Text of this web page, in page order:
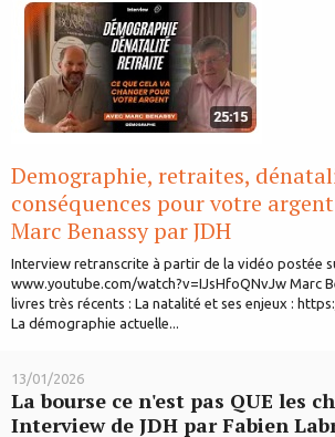
Demographie, retraites,
conséquences pour votre
Marc Benassy par JDH
Interview retranscrite à partir de la vidéo postée
www.youtube.com/watch?v=IJsHfoQNvJw Marc
livres très récents : La natalité et ses enjeux :
La démographie actuelle...
13/01/2026
La bourse ce n'est pas QUE les
Interview de JDH par Fabien